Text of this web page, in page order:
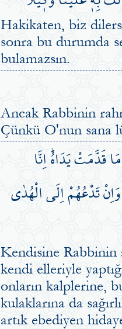
Hakikaten, biz
sonra bu durumda
bulamazsın.
Ancak Rabbinin
Çünkü O'nun sana
قَدَّمَتْ يَدَاهُۜ اِنَّا
تَدْعُهُمْ اِلَى الْهُدٰى
Kendisine Rabbinin
kendi elleriyle
onların kalplerine,
kulaklarına da
artık ebediyen